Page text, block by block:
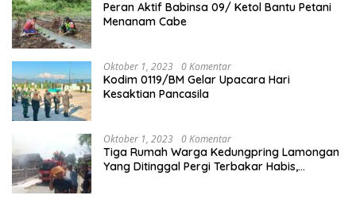
Peran Aktif Babinsa 09/ Ketol Bantu Petani
Menanam Cabe
Oktober 1, 2023 0 Komentar
Kodim 0119/BM Gelar Upacara Hari
Kesaktian Pancasila
Oktober 1, 2023 0 Komentar
Tiga Rumah Warga Kedungpring Lamongan
Yang Ditinggal Pergi Terbakar Habis,